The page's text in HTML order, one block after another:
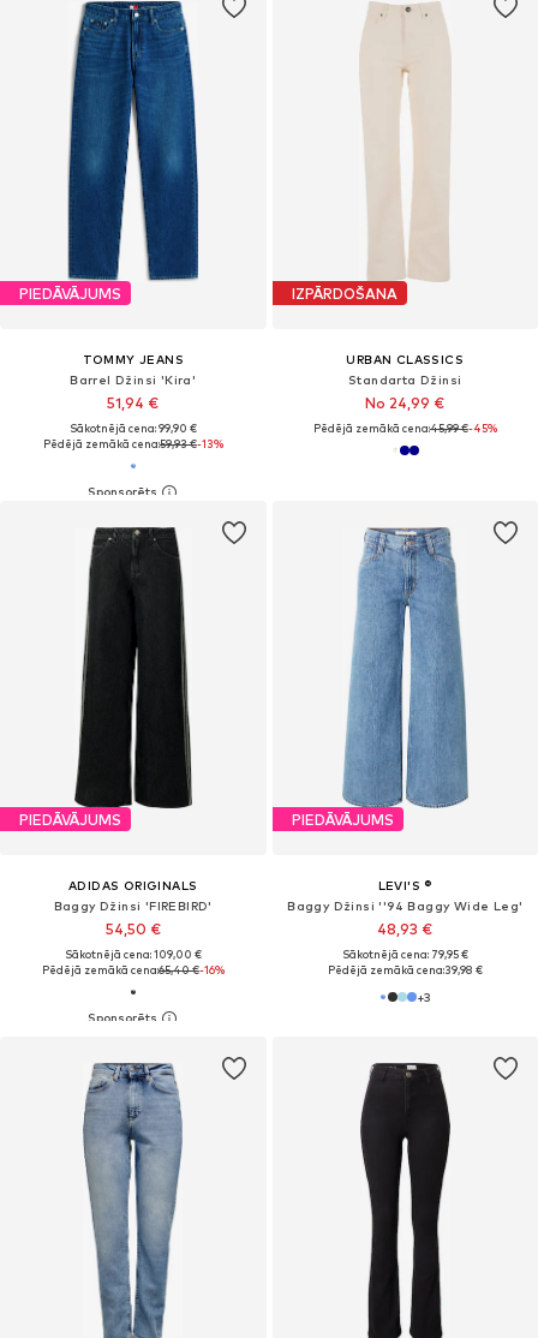
PIEDĀVĀJUMS
TOMMY JEANS
Barrel Džinsi 'Kira'
51,94 €
Sākotnējā cena: 99,90 €
Pēdējā zemākā cena:59,93 €-13%
IZPĀRDOŠANA
URBAN CLASSICS
Standarta Džinsi
No 24,99 €
Pēdējā zemākā cena:45,99 €-45%
PIEDĀVĀJUMS
ADIDAS ORIGINALS
Baggy Džinsi 'FIREBIRD'
54,50 €
Sākotnējā cena: 109,00 €
Pēdējā zemākā cena:65,40 €-16%
PIEDĀVĀJUMS
LEVI'S ®
Baggy Džinsi ''94 Baggy Wide Leg'
48,93 €
Sākotnējā cena: 79,95 €
Pēdējā zemākā cena:39,98 €
+3